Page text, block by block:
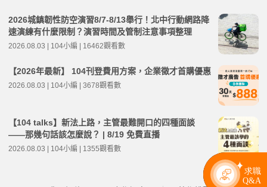
2026城鎮韌性防空演習8/7-8/13舉行！北中行動網路降
速演練有什麼限制？演習時間及管制注意事項整理
2026.08.03 | 104小編 | 16462觀看數
【2026年最新】 104刊登費用方案，企業徵才首購優惠
2026.08.03 | 104小編 | 3678觀看數
【104 talks】新法上路，主管最難開口的四種面談
——那幾句話該怎麼說？ | 8/19 免費直播
2026.08.03 | 104小編 | 1355觀看數